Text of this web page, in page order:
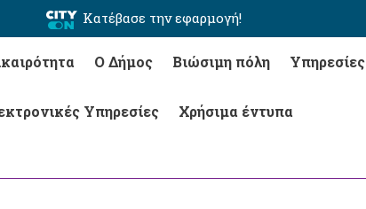
Κατέβασε την εφαρμογή!
Ο Δήμος Βιώσιμη πόλη Υπηρεσίες
Υπηρεσίες Χρήσιμα έντυπα